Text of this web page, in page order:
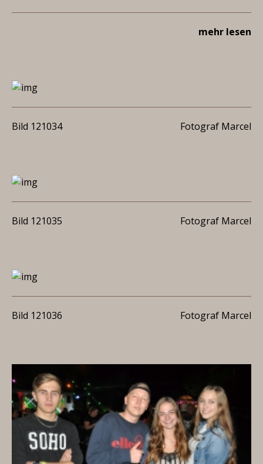
mehr lesen
Bild 121034 Fotograf Marcel
Bild 121035 Fotograf Marcel
Bild 121036 Fotograf Marcel